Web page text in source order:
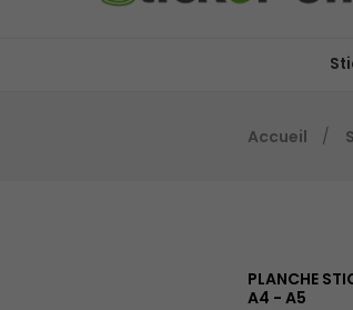
Accueil
PLANCHE
A4 - A5